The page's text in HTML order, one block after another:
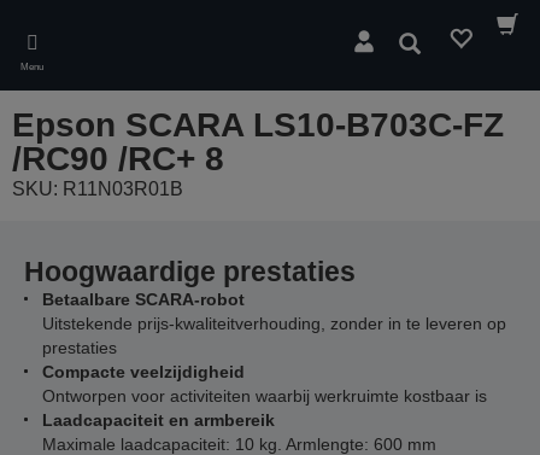
main
content
Menu
Zoeken
Epson SCARA LS10-B703C-FZ
/RC90 /RC+ 8
SKU: R11N03R01B
Hoogwaardige prestaties
Betaalbare SCARA-robot
Uitstekende prijs-kwaliteitverhouding, zonder in te leveren op
prestaties
Compacte veelzijdigheid
Ontworpen voor activiteiten waarbij werkruimte kostbaar is
Laadcapaciteit en armbereik
Maximale laadcapaciteit: 10 kg. Armlengte: 600 mm